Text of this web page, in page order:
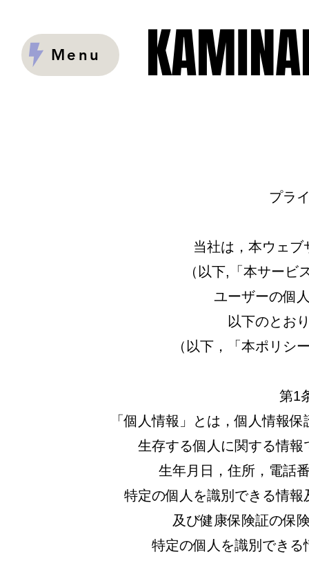
Menu
プラ
当社は，本ウェ
（以下,「本サービ
ユーザーの個
以下のとお
（以下，「本ポリシ
第1
「個人情報」とは，個人情報
生存する個人に関する情
生年月日，住所，電話
特定の個人を識別できる情
及び健康保険証の保
特定の個人を識別でき